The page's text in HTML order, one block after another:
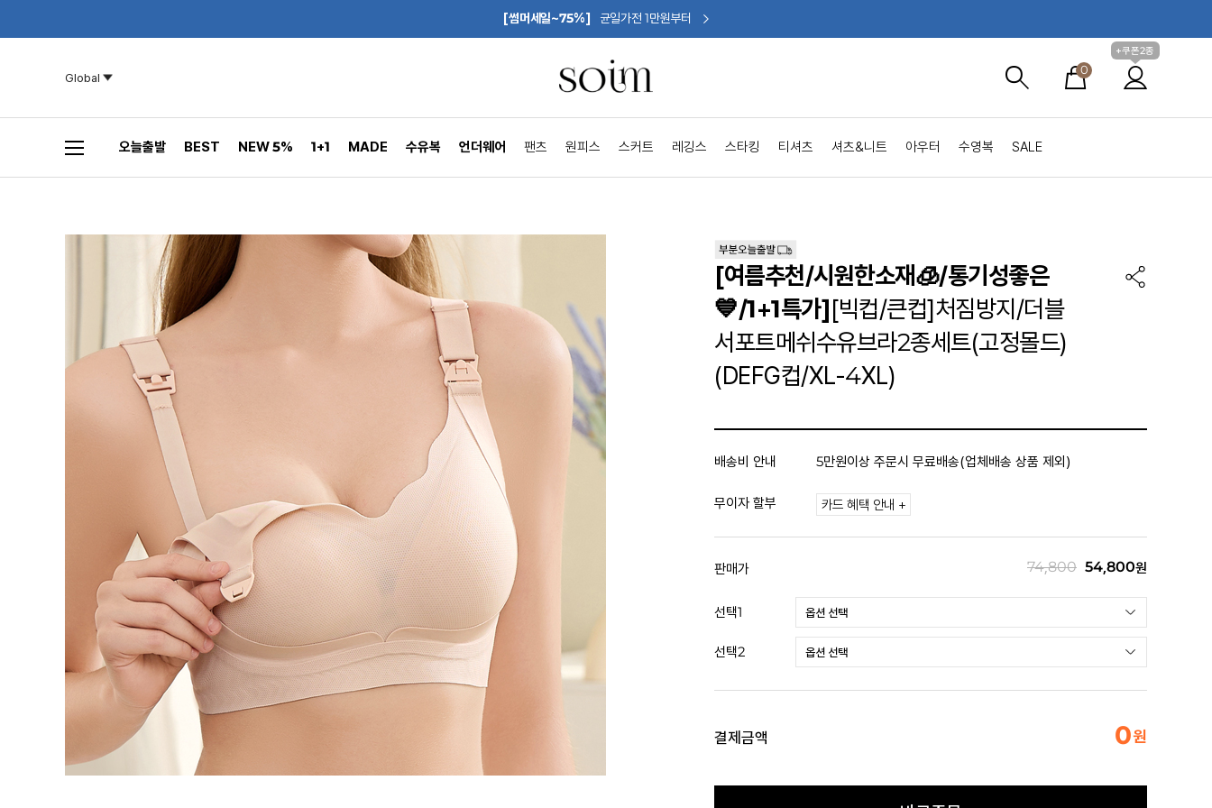
[썸머세일~75%] 균일가전 1만원부터
Global
0
+쿠폰2종
오늘출발 BEST NEW 5% 1+1 MADE 수유복 언더웨어 팬츠 원피스 스커트 레깅스 스타킹 티셔츠 셔츠&니트 아우터 수영복 SALE
[여름추천/시원한소재🧊/통기성좋은
💙/1+1특가][빅컵/큰컵]처짐방지/더블
서포트메쉬수유브라2종세트(고정몰드)
(DEFG컵/XL-4XL)
배송비 안내 5만원이상 주문시 무료배송(업체배송 상품 제외)
무이자 할부 카드 혜택 안내 +
판매가 74,800 54,800원
선택1
선택2
결제금액 0원